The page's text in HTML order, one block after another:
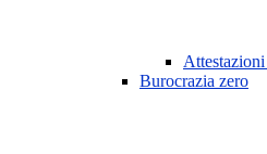
Burocrazia zero